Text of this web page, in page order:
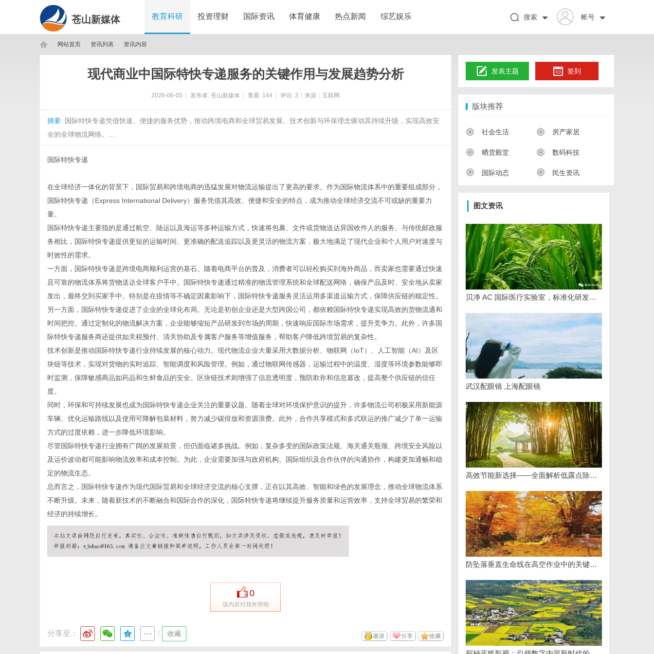
苍山新媒体 教育科研 投资理财 国际资讯 体育健康 热点新闻 综艺娱乐 帐号
搜索
网站首页 资讯列表 资讯内容
现代商业中国际特快专递服务的关键作用与发展趋势分析
2026-06-05 发布者: 苍山新媒体 查看: 144 评论: 3 来源：互联网
摘要: 国际特快专递凭借快速、便捷的服务优势，推动跨境电商和全球贸易发展。技术创新与环保理念驱动其持续升级，实现高效安
全的全球物流网络。...
国际特快专递
在全球经济一体化的背景下，国际贸易和跨境电商的迅猛发展对物流运输提出了更高的要求。作为国际物流体系中的重要组成部分，
国际特快专递（Express International Delivery）服务凭借其高效、便捷和安全的特点，成为推动全球经济交流不可或缺的重要力
量。
国际特快专递主要指的是通过航空、陆运以及海运等多种运输方式，快速将包裹、文件或货物送达异国收件人的服务。与传统邮政服
务相比，国际特快专递提供更短的运输时间、更准确的配送追踪以及更灵活的物流方案，极大地满足了现代企业和个人用户对速度与
时效性的需求。
一方面，国际特快专递是跨境电商顺利运营的基石。随着电商平台的普及，消费者可以轻松购买到海外商品，而卖家也需要通过快速
且可靠的物流体系将货物送达全球客户手中。国际特快专递通过精准的物流管理系统和全球配送网络，确保产品及时、安全地从卖家
发出，最终交到买家手中。特别是在疫情等不确定因素影响下，国际特快专递服务灵活运用多渠道运输方式，保障供应链的稳定性。
另一方面，国际特快专递促进了企业的全球化布局。无论是初创企业还是大型跨国公司，都依赖国际特快专递实现高效的货物流通和
时间把控。通过定制化的物流解决方案，企业能够缩短产品研发到市场的周期，快速响应国际市场需求，提升竞争力。此外，许多国
际特快专递服务商还提供如关税预付、清关协助及专属客户服务等增值服务，帮助客户降低跨境贸易的复杂性。
技术创新是推动国际特快专递行业持续发展的核心动力。现代物流企业大量采用大数据分析、物联网（IoT）、人工智能（AI）及区
块链等技术，实现对货物的实时追踪、智能调度和风险管理。例如，通过物联网传感器，运输过程中的温度、湿度等环境参数能够即
时监测，保障敏感商品如药品和生鲜食品的安全。区块链技术则增强了信息透明度，预防欺诈和信息篡改，提高整个供应链的信任
度。
同时，环保和可持续发展也成为国际特快专递企业关注的重要议题。随着全球对环境保护意识的提升，许多物流公司积极采用新能源
车辆、优化运输路线以及使用可降解包装材料，努力减少碳排放和资源浪费。此外，合作共享模式和多式联运的推广减少了单一运输
方式的过度依赖，进一步降低环境影响。
尽管国际特快专递行业拥有广阔的发展前景，但仍面临诸多挑战。例如，复杂多变的国际政策法规、海关通关瓶颈、跨境安全风险以
及运价波动都可能影响物流效率和成本控制。为此，企业需要加强与政府机构、国际组织及合作伙伴的沟通协作，构建更加通畅和稳
定的物流生态。
总而言之，国际特快专递作为现代国际贸易和全球经济交流的核心支撑，正在以其高效、智能和绿色的发展理念，推动全球物流体系
不断升级。未来，随着新技术的不断融合和国际合作的深化，国际特快专递将继续提升服务质量和运营效率，支持全球贸易的繁荣和
经济的持续增长。
0
该内容对我有帮助
分享至： 收藏 收藏
分享
邀请
发表主题 签到
版块推荐
社会生活 房产家居
晒货殿堂 数码科技
国际动态 民生资讯
图文资讯
贝净 AC 国际医疗实验室，标准化研发体系全解析
武汉配眼镜 上海配眼镜
高效节能新选择——全面解析低露点除湿机的应用与优势
防坠落垂直生命线在高空作业中的关键应用与安全保障